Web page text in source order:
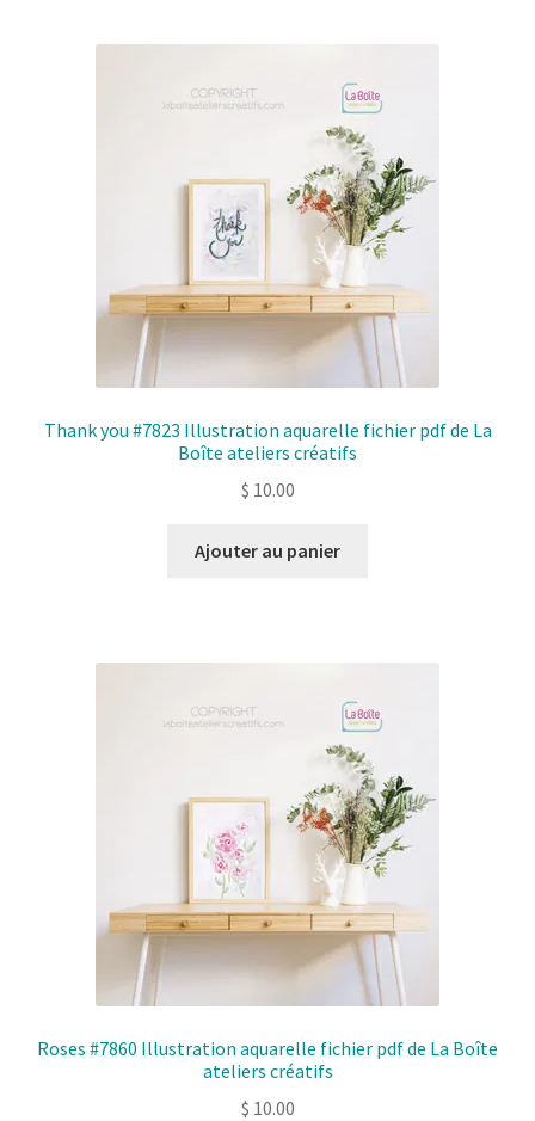
Thank you #7823 Illustration aquarelle fichier pdf de La
Boîte ateliers créatifs
$ 10.00
Ajouter au panier
Roses #7860 Illustration aquarelle fichier pdf de La Boîte
ateliers créatifs
$ 10.00